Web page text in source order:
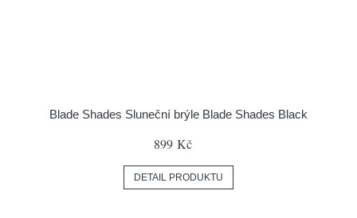
Blade Shades Sluneční brýle Blade Shades Black
899 Kč
DETAIL PRODUKTU